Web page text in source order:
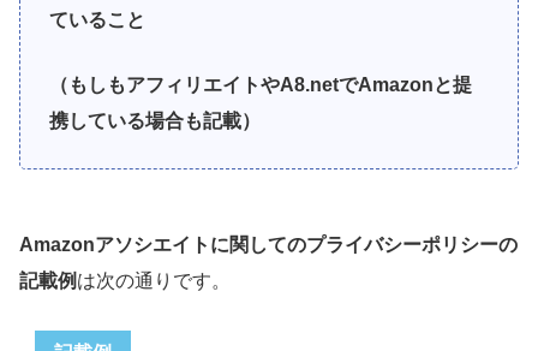
ていること
（もしもアフィリエイトやA8.netでAmazonと提
携している場合も記載）
Amazonアソシエイトに関してのプライバシーポリシーの
記載例 は次の通りです。